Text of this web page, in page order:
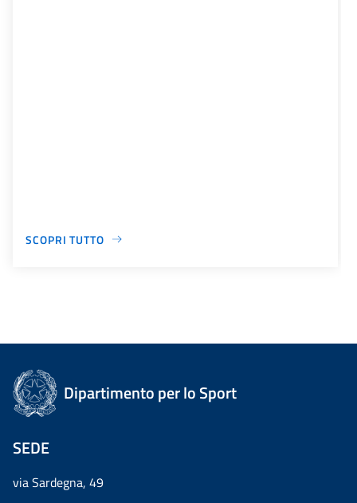
SCOPRI TUTTO
Dipartimento per lo Sport
SEDE
via Sardegna, 49